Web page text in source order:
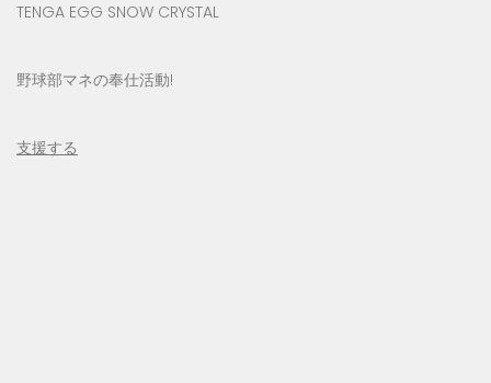
TENGA EGG SNOW CRYSTAL
野球部マネの奉仕活動!
支援する